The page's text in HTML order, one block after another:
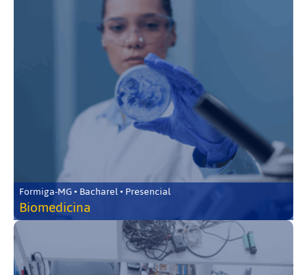
Formiga-MG • Bacharel • Presencial
Biomedicina